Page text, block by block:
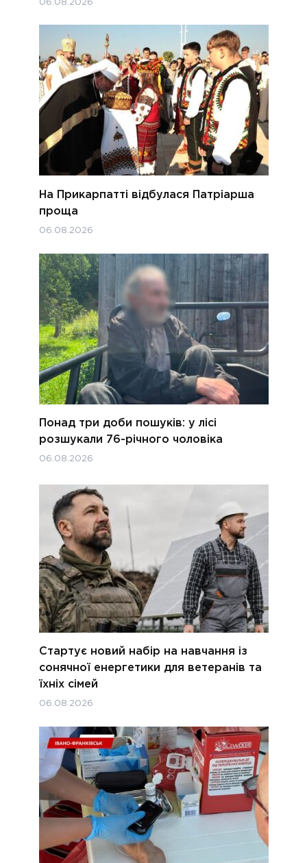
06.08.2026
На Прикарпатті відбулася Патріарша
проща
06.08.2026
Понад три доби пошуків: у лісі
розшукали 76-річного чоловіка
06.08.2026
Стартує новий набір на навчання із
сонячної енергетики для ветеранів та
їхніх сімей
06.08.2026